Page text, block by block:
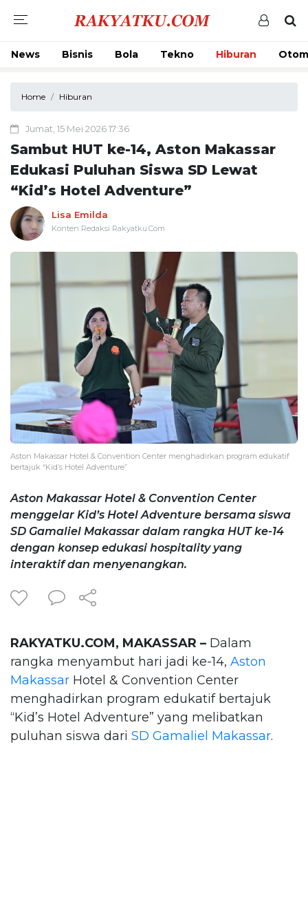
News Bisnis Bola Tekno Hiburan
Home Hiburan
Jumat, 15 Mei 2026 17:36
Sambut HUT ke-14, Aston Makassar
Edukasi Puluhan Siswa SD Lewat
“Kid’s Hotel Adventure”
Lisa Emilda
Konten Redaksi Rakyatku.Com
Aston Makassar Hotel & Convention Center menghadirkan program edukatif
bertajuk “Kid’s Hotel Adventure”
Aston Makassar Hotel & Convention Center
menggelar Kid’s Hotel Adventure bersama siswa
SD Gamaliel Makassar dalam rangka HUT ke-14
dengan konsep edukasi hospitality yang
interaktif dan menyenangkan.
RAKYATKU.COM, MAKASSAR – Dalam
rangka menyambut hari jadi ke-14, Aston
Makassar Hotel & Convention Center
menghadirkan program edukatif bertajuk
“Kid’s Hotel Adventure” yang melibatkan
puluhan siswa dari SD Gamaliel Makassar.